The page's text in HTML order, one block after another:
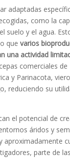
adaptadas
como la
suelo y el agua.
quevarios
una actividad
comerciales de
y Parinacota,
reduciendo su
el potencial de
áridos y
aproximadamente
parte de